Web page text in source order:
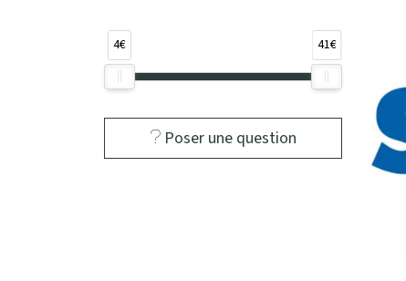
4€ 41€
Poser une question